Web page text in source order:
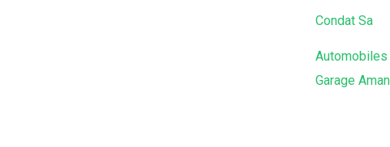
Condat Sa
Automobiles
Garage